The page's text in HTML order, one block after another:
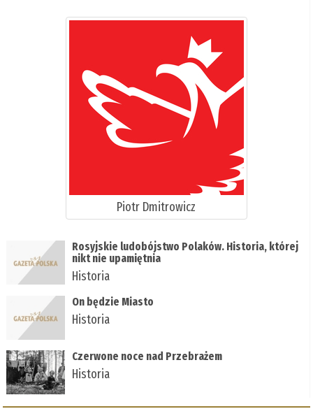
Piotr Dmitrowicz
Rosyjskie ludobójstwo Polaków. Historia, której
nikt nie upamiętnia
Historia
On będzie Miasto
Historia
Czerwone noce nad Przebrażem
Historia